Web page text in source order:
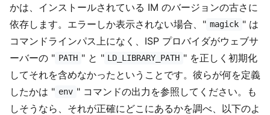
かは、インストールされている IM のバージョンの古さに
依存します。エラーしか表示されない場合、" magick " は
コマンドラインパス上になく、ISP プロバイダがウェブサ
ーバーの " PATH " と " LD_LIBRARY_PATH " を正しく初期化
してそれを含めなかったということです。彼らが何を定義
したかは " env " コマンドの出力を参照してください。も
しそうなら、それが正確にどこにあるかを調べ、以下のよ